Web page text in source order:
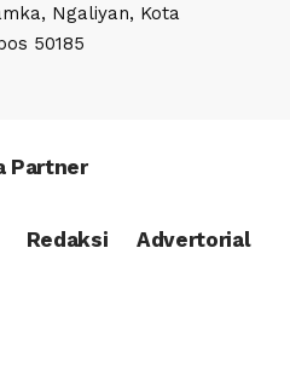
Ngaliyan, Kota
50185
Partner
Redaksi Advertorial